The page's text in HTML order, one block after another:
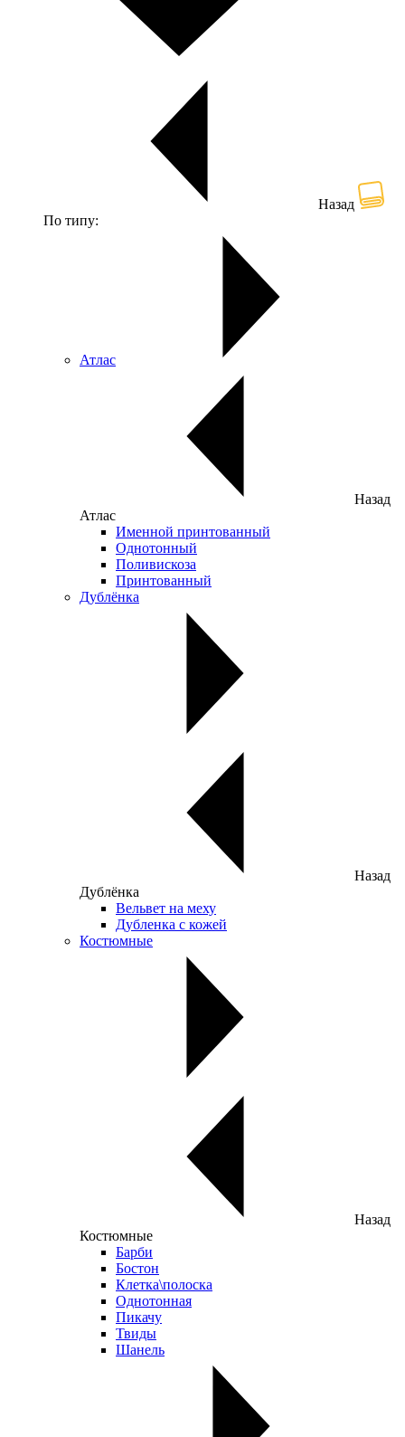
Назад
По типу:
Атлас
Назад
Атлас
Именной принтованный
Однотонный
Поливискоза
Принтованный
Дублёнка
Назад
Дублёнка
Вельвет на меху
Дубленка с кожей
Костюмные
Назад
Костюмные
Барби
Бостон
Клетка\полоска
Однотонная
Пикачу
Твиды
Шанель